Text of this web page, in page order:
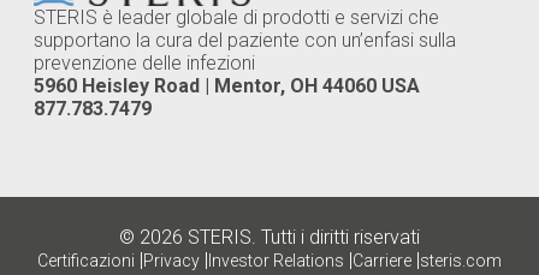
STERIS è leader globale di prodotti e servizi che
supportano la cura del paziente con un’enfasi sulla
prevenzione delle infezioni
5960 Heisley Road | Mentor, OH 44060 USA
877.783.7479
© 2026 STERIS. Tutti i diritti riservati
Certificazioni |Privacy | Investor Relations |Carriere |steris.com